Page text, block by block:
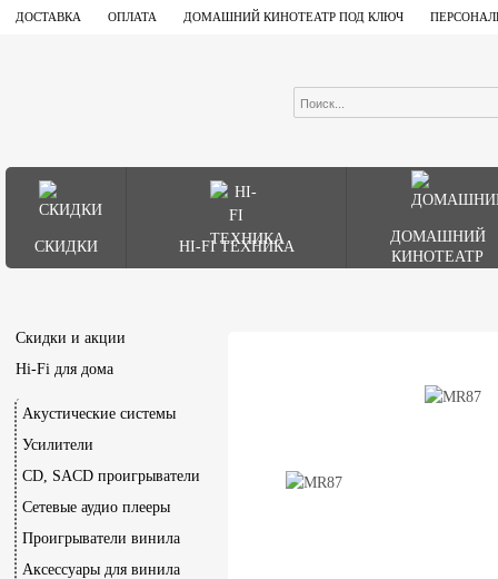
ДОСТАВКА ОПЛАТА ДОМАШНИЙ КИНОТЕАТР ПОД КЛЮЧ
СКИДКИ HI-FI ТЕХНИКА
ДОМАШНИЙ
КИНОТЕАТР
Скидки и акции
Hi-Fi для дома
Акустические системы
Усилители
CD, SACD проигрыватели
Сетевые аудио плееры
Проигрыватели винила
Аксессуары для винила